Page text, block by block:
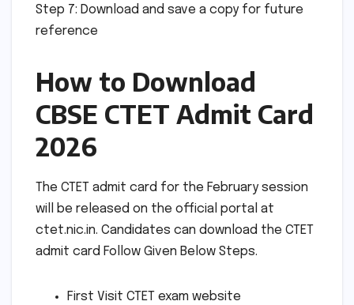
Step 7: Download and save a copy for future
reference
How to Download
CBSE CTET Admit Card
2026
The CTET admit card for the February session
will be released on the official portal at
ctet.nic.in. Candidates can download the CTET
admit card Follow Given Below Steps.
First Visit CTET exam website